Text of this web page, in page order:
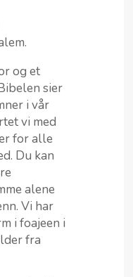
og et
sier
i vår
vi med
for alle
Du kan
alene
Vi har
i foajeen i
fra